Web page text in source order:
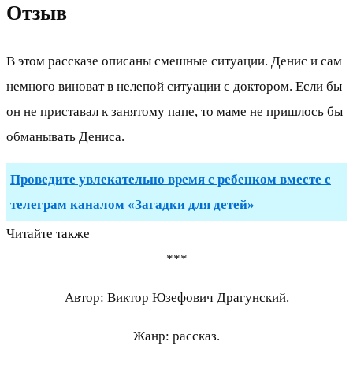
Отзыв
В этом рассказе описаны смешные ситуации. Денис и сам
немного виноват в нелепой ситуации с доктором. Если бы
он не приставал к занятому папе, то маме не пришлось бы
обманывать Дениса.
Проведите увлекательно время с ребенком вместе с
телеграм каналом «Загадки для детей»
Читайте также
***
Автор: Виктор Юзефович Драгунский.
Жанр: рассказ.